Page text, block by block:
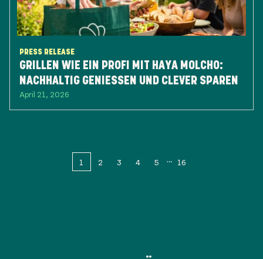
PRESS RELEASE
GRILLEN WIE EIN PROFI MIT HAYA MOLCHO:
NACHHALTIG GENIESSEN UND CLEVER SPAREN
April 21, 2026
1 2 3 4 5 16